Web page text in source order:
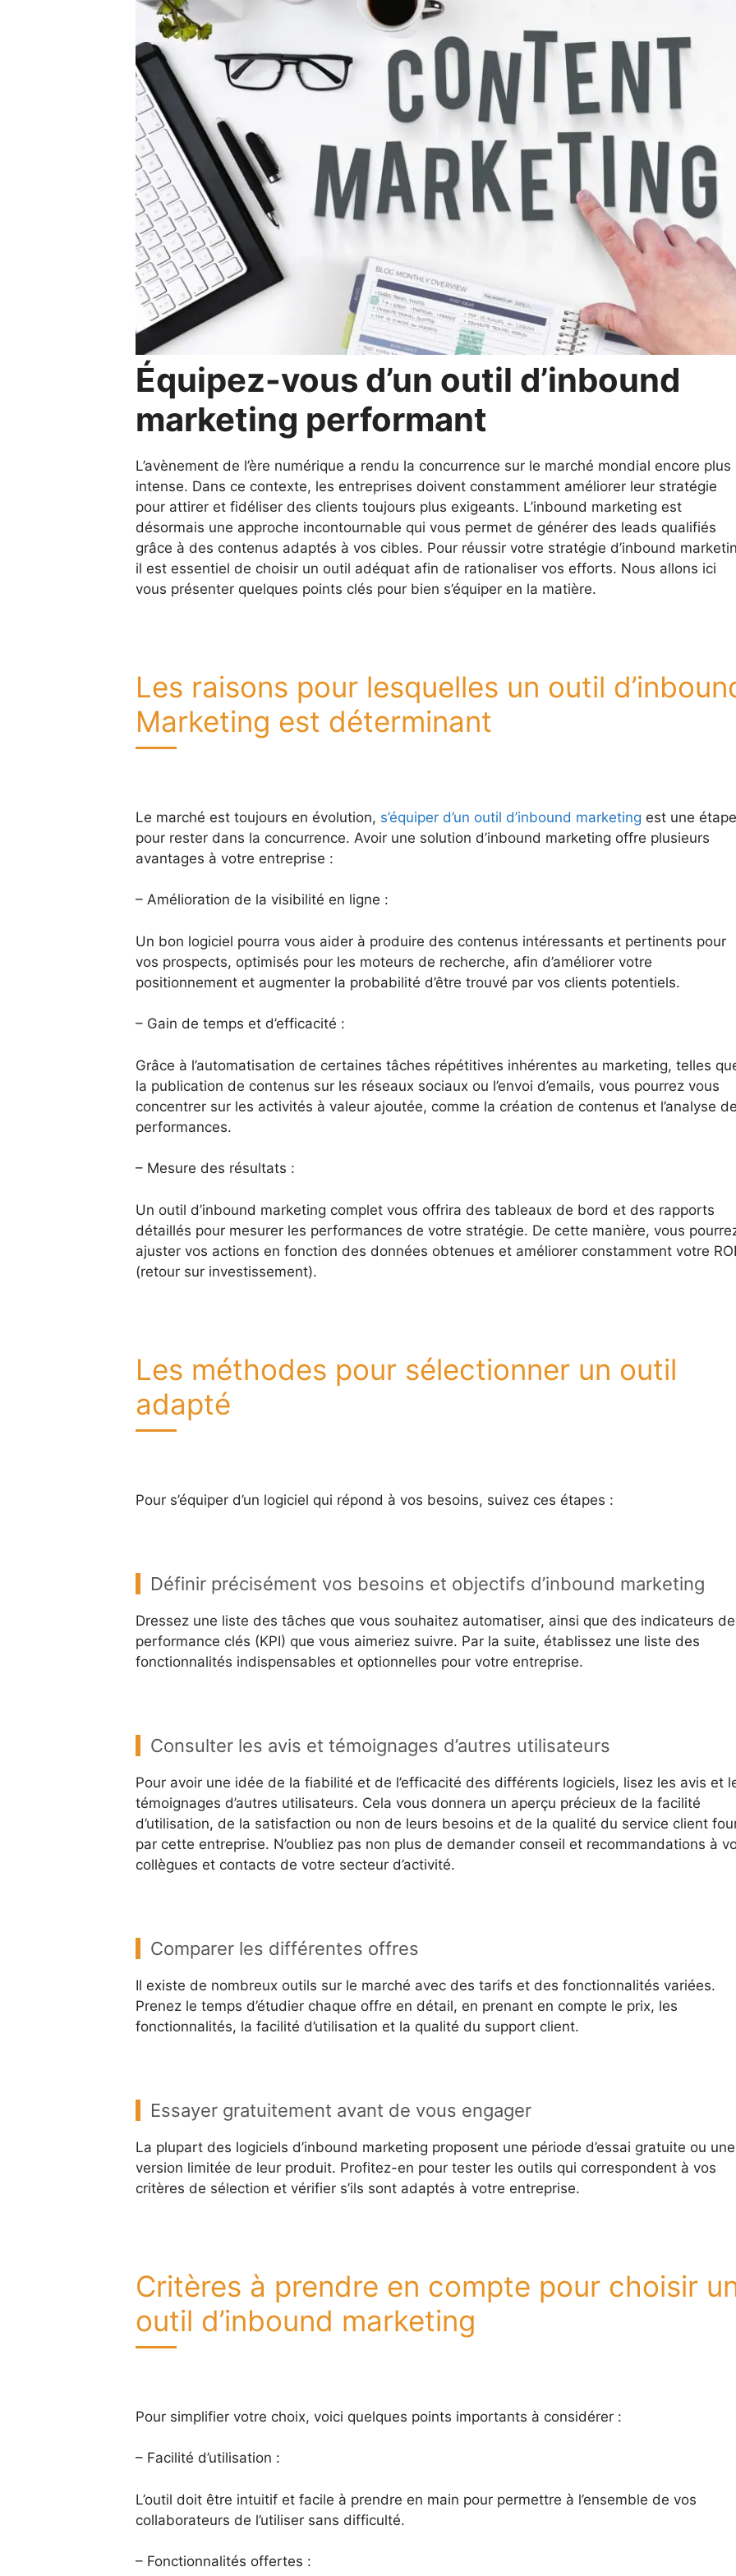
Équipez-vous d’un outil d’inbound
marketing performant
L’avènement de l’ère numérique a rendu la concurrence sur le marché mondial encore plus
intense. Dans ce contexte, les entreprises doivent constamment améliorer leur stratégie
pour attirer et fidéliser des clients toujours plus exigeants. L’inbound marketing est
désormais une approche incontournable qui vous permet de générer des leads qualifiés
grâce à des contenus adaptés à vos cibles. Pour réussir votre stratégie d’inbound
il est essentiel de choisir un outil adéquat afin de rationaliser vos efforts. Nous allons ici
vous présenter quelques points clés pour bien s’équiper en la matière.
Les raisons pour lesquelles un outil
Marketing est déterminant
Le marché est toujours en évolution, s’équiper d’un outil d’inbound marketing est une étape
pour rester dans la concurrence. Avoir une solution d’inbound marketing offre plusieurs
avantages à votre entreprise :
– Amélioration de la visibilité en ligne :
Un bon logiciel pourra vous aider à produire des contenus intéressants et pertinents pour
vos prospects, optimisés pour les moteurs de recherche, afin d’améliorer votre
positionnement et augmenter la probabilité d’être trouvé par vos clients potentiels.
– Gain de temps et d’efficacité :
Grâce à l’automatisation de certaines tâches répétitives inhérentes au marketing, telles
la publication de contenus sur les réseaux sociaux ou l’envoi d’emails, vous pourrez vous
concentrer sur les activités à valeur ajoutée, comme la création de contenus et l’analyse
performances.
– Mesure des résultats :
Un outil d’inbound marketing complet vous offrira des tableaux de bord et des rapports
détaillés pour mesurer les performances de votre stratégie. De cette manière, vous
ajuster vos actions en fonction des données obtenues et améliorer constamment votre ROI
(retour sur investissement).
Les méthodes pour sélectionner un outil
adapté
Pour s’équiper d’un logiciel qui répond à vos besoins, suivez ces étapes :
Définir précisément vos besoins et objectifs d’inbound marketing
Dressez une liste des tâches que vous souhaitez automatiser, ainsi que des indicateurs de
performance clés (KPI) que vous aimeriez suivre. Par la suite, établissez une liste des
fonctionnalités indispensables et optionnelles pour votre entreprise.
Consulter les avis et témoignages d’autres utilisateurs
Pour avoir une idée de la fiabilité et de l’efficacité des différents logiciels, lisez les avis et
témoignages d’autres utilisateurs. Cela vous donnera un aperçu précieux de la facilité
d’utilisation, de la satisfaction ou non de leurs besoins et de la qualité du service client
par cette entreprise. N’oubliez pas non plus de demander conseil et recommandations à
collègues et contacts de votre secteur d’activité.
Comparer les différentes offres
Il existe de nombreux outils sur le marché avec des tarifs et des fonctionnalités variées.
Prenez le temps d’étudier chaque offre en détail, en prenant en compte le prix, les
fonctionnalités, la facilité d’utilisation et la qualité du support client.
Essayer gratuitement avant de vous engager
La plupart des logiciels d’inbound marketing proposent une période d’essai gratuite ou une
version limitée de leur produit. Profitez-en pour tester les outils qui correspondent à vos
critères de sélection et vérifier s’ils sont adaptés à votre entreprise.
Critères à prendre en compte pour choisir
outil d’inbound marketing
Pour simplifier votre choix, voici quelques points importants à considérer :
– Facilité d’utilisation :
L’outil doit être intuitif et facile à prendre en main pour permettre à l’ensemble de vos
collaborateurs de l’utiliser sans difficulté.
– Fonctionnalités offertes :